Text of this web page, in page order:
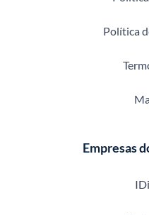
Política
Empresas